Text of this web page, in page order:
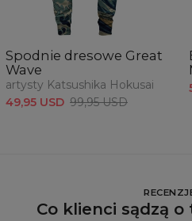
Spodnie dresowe Great
Wave
artysty Katsushika Hokusai
49,95 USD 99,95 USD
Co klienci sądzą